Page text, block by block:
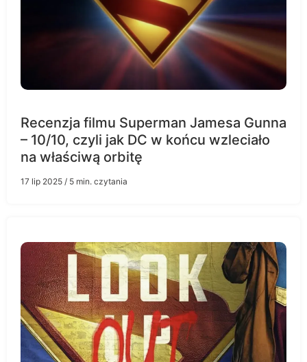
Recenzja filmu Superman Jamesa Gunna
– 10/10, czyli jak DC w końcu wzleciało
na właściwą orbitę
17 lip 2025 / 5 min. czytania